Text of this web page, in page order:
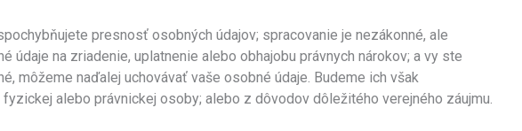
presnosť osobných údajov; spracovanie je nezákonné, ale
na zriadenie, uplatnenie alebo obhajobu právnych nárokov; a vy ste
môžeme naďalej uchovávať vaše osobné údaje. Budeme ich však
alebo právnickej osoby; alebo z dôvodov dôležitého verejného záujmu.